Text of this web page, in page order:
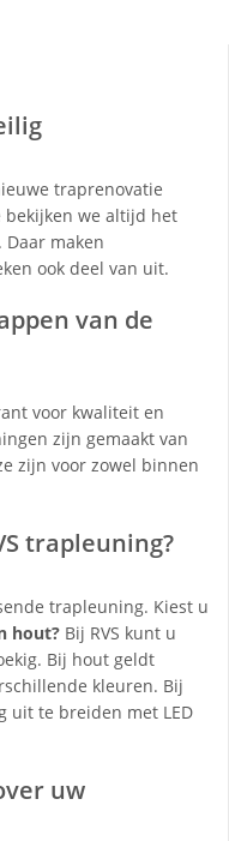
traprenovatie
bekijken we altijd het
maken
ook deel van uit.
van de
voor kwaliteit en
zijn gemaakt van
zijn voor zowel binnen
trapleuning?
trapleuning. Kiest u
hout? Bij RVS kunt u
Bij hout geldt
kleuren. Bij
uit te breiden met LED
uw